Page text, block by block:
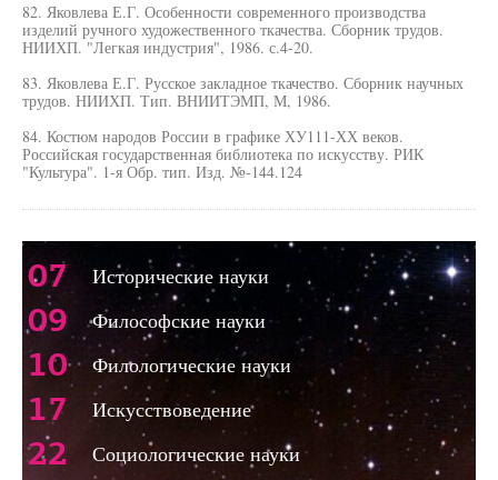
82. Яковлева Е.Г. Особенности современного производства
изделий ручного художественного ткачества. Сборник трудов.
НИИХП. "Легкая индустрия", 1986. с.4-20.
83. Яковлева Е.Г. Русское закладное ткачество. Сборник научных
трудов. НИИХП. Тип. ВНИИТЭМП, М, 1986.
84. Костюм народов России в графике ХУ111-ХХ веков.
Российская государственная библиотека по искусству. РИК
"Культура". 1-я Обр. тип. Изд. №-144.124
07 Исторические науки
09 Философские науки
10 Филологические науки
17 Искусствоведение
22 Социологические науки